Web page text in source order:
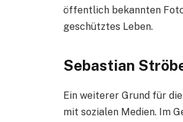
öffentlich bekannten
geschütztes Leben.
Sebastian
Ein weiterer Grund für
mit sozialen Medien. Im